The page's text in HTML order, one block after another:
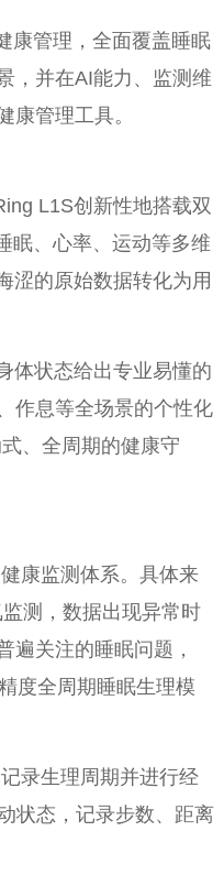
康管理，全面覆盖睡眠
，并在AI能力、监测维
康管理工具。
L1S创新性地搭载双
眠、心率、运动等多维
涩的原始数据转化为用
体状态给出专业易懂的
作息等全场景的个性化
、全周期的健康守
康监测体系。具体来
测，数据出现异常时
遍关注的睡眠问题，
度全周期睡眠生理模
录生理周期并进行经
状态，记录步数、距离